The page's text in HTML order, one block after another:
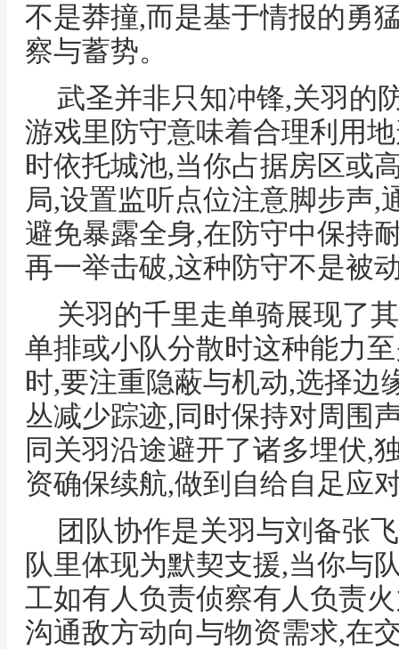
不是莽撞,而是基于情报的勇
察与蓄势。
武圣并非只知冲锋,关羽的
游戏里防守意味着合理利用
时依托城池,当你占据房区或
局,设置监听点位注意脚步声,
避免暴露全身,在防守中保持
再一举击破,这种防守不是被
关羽的千里走单骑展现了
单排或小队分散时这种能力
时,要注重隐蔽与机动,选择边
丛减少踪迹,同时保持对周围
同关羽沿途避开了诸多埋伏,
资确保续航,做到自给自足应
团队协作是关羽与刘备张
队里体现为默契支援,当你与
工如有人负责侦察有人负责
沟通敌方动向与物资需求,在